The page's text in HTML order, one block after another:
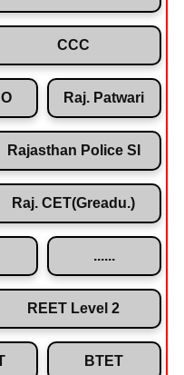
CCC
Raj. Patwari
Rajasthan Police SI
Raj. CET(Greadu.)
REET Level 2
BTET